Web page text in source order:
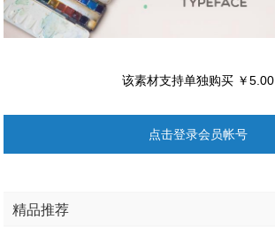
该素材支持单独购买 ￥5.00
点击登录会员帐号
精品推荐